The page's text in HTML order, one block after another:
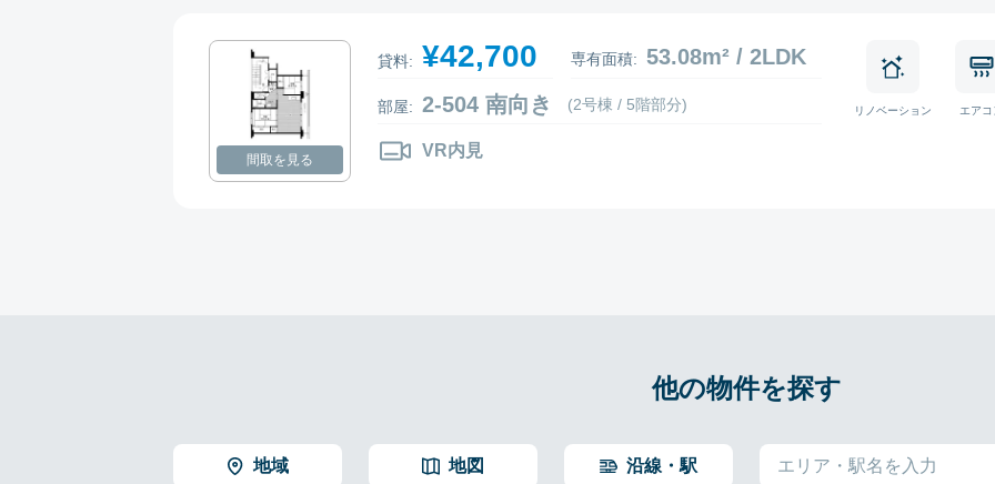
間取を見る
貸料: ¥42,700 専有面積: 53.08m² / 2LDK
部屋: 2-504 南向き (2号棟 / 5階部分)
VR内見
リノベーション エアコ
他の物件を探す
地域 地図 沿線・駅